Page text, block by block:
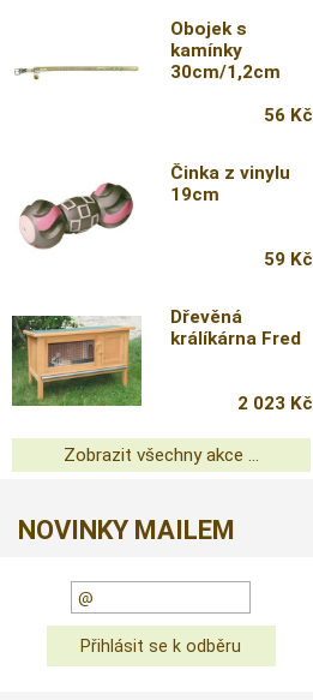
Obojek s
kamínky
30cm/1,2cm
56 Kč
Činka z vinylu
19cm
59 Kč
Dřevěná
králíkárna Fred
2 023 Kč
Zobrazit všechny akce ...
NOVINKY MAILEM